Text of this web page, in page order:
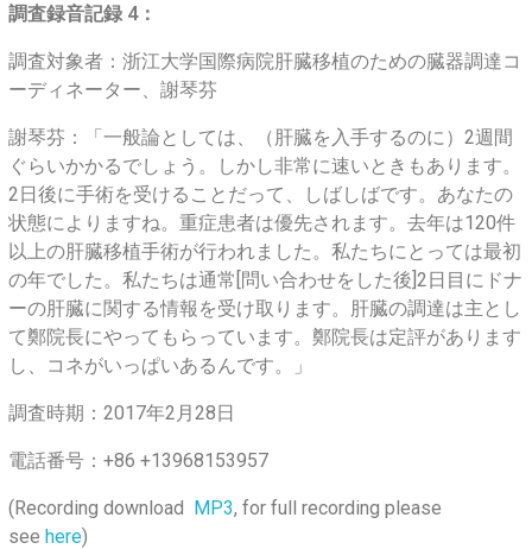
調査録音記録 4：
調査対象者：浙江大学国際病院肝臓移植のための臓器調達コ
ーディネーター、謝琴芬
謝琴芬：「一般論としては、（肝臓を入手するのに）2週間
ぐらいかかるでしょう。しかし非常に速いときもあります。
2日後に手術を受けることだって、しばしばです。あなたの
状態によりますね。重症患者は優先されます。去年は120件
以上の肝臓移植手術が行われました。私たちにとっては最初
の年でした。私たちは通常[問い合わせをした後]2日目にドナ
ーの肝臓に関する情報を受け取ります。肝臓の調達は主とし
て鄭院長にやってもらっています。鄭院長は定評があります
し、コネがいっぱいあるんです。」
調査時期：2017年2月28日
電話番号：+86 +13968153957
(Recording download MP3, for full recording please
see here)